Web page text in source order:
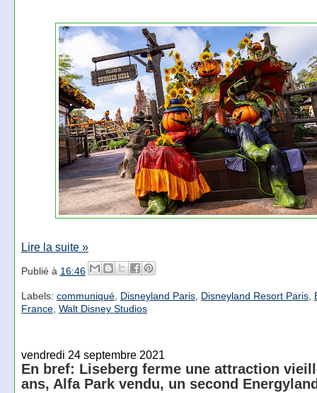
Lire la suite »
Publié à 16:46
Labels: communiqué, Disneyland Paris, Disneyland Resort Paris,
France, Walt Disney Studios
vendredi 24 septembre 2021
En bref: Liseberg ferme une attraction
ans, Alfa Park vendu, un second